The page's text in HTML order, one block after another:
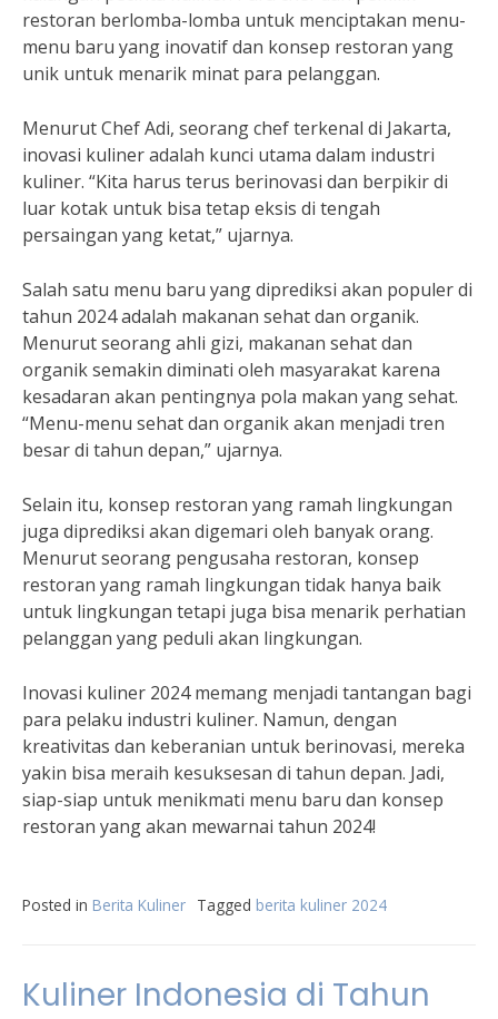
restoran berlomba-lomba untuk menciptakan menu-
menu baru yang inovatif dan konsep restoran yang
unik untuk menarik minat para pelanggan.
Menurut Chef Adi, seorang chef terkenal di Jakarta,
inovasi kuliner adalah kunci utama dalam industri
kuliner. “Kita harus terus berinovasi dan berpikir di
luar kotak untuk bisa tetap eksis di tengah
persaingan yang ketat,” ujarnya.
Salah satu menu baru yang diprediksi akan populer di
tahun 2024 adalah makanan sehat dan organik.
Menurut seorang ahli gizi, makanan sehat dan
organik semakin diminati oleh masyarakat karena
kesadaran akan pentingnya pola makan yang sehat.
“Menu-menu sehat dan organik akan menjadi tren
besar di tahun depan,” ujarnya.
Selain itu, konsep restoran yang ramah lingkungan
juga diprediksi akan digemari oleh banyak orang.
Menurut seorang pengusaha restoran, konsep
restoran yang ramah lingkungan tidak hanya baik
untuk lingkungan tetapi juga bisa menarik perhatian
pelanggan yang peduli akan lingkungan.
Inovasi kuliner 2024 memang menjadi tantangan bagi
para pelaku industri kuliner. Namun, dengan
kreativitas dan keberanian untuk berinovasi, mereka
yakin bisa meraih kesuksesan di tahun depan. Jadi,
siap-siap untuk menikmati menu baru dan konsep
restoran yang akan mewarnai tahun 2024!
Posted in Berita Kuliner Tagged berita kuliner 2024
Kuliner Indonesia di Tahun